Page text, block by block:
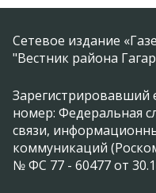
Сетевое издание
"Вестник района
Зарегистрировавший
номер: Федеральная
связи,
коммуникаций
№ ФС 77 - 60477 от